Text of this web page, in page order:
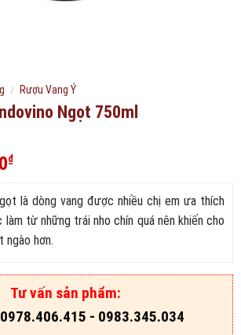
/ Rượu Vang Ý
Ngọt 750ml
₫Giá
tại
là:
160.000₫.
là dòng vang được nhiều chị em ưa thích
từ những trái nho chín quá nên khiến cho
ngào hơn.
Tư vấn sản phẩm:
- 0983.345.034